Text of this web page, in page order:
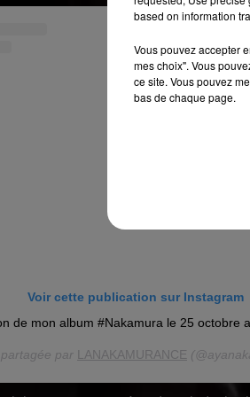
Voir cette publication sur Instagram
de mon album #Nakamura le 25 octobre
par LANAKAMURANCE
based on information
Vous pouvez accepter
mes choix". Vous
ce site. Vous pouvez
bas de chaque page.